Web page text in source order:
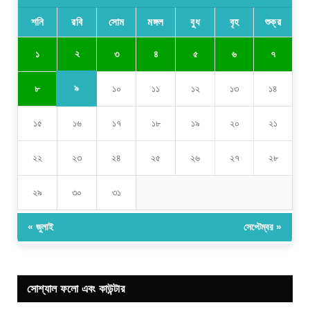
শনি রবি সোম মঙ্গল বুধ বৃহ শুক্র
১ ২ ৩ ৪ ৫ ৬ ৭
৮ ৯ ১০ ১১ ১২ ১৩ ১৪
১৫ ১৬ ১৭ ১৮ ১৯ ২০ ২১
২২ ২৩ ২৪ ২৫ ২৬ ২৭ ২৮
২৯ ৩০ ৩১
« জুলাই সেপ্টেম্বর »
সোশ্যাল ফলো এবং কাউন্টার